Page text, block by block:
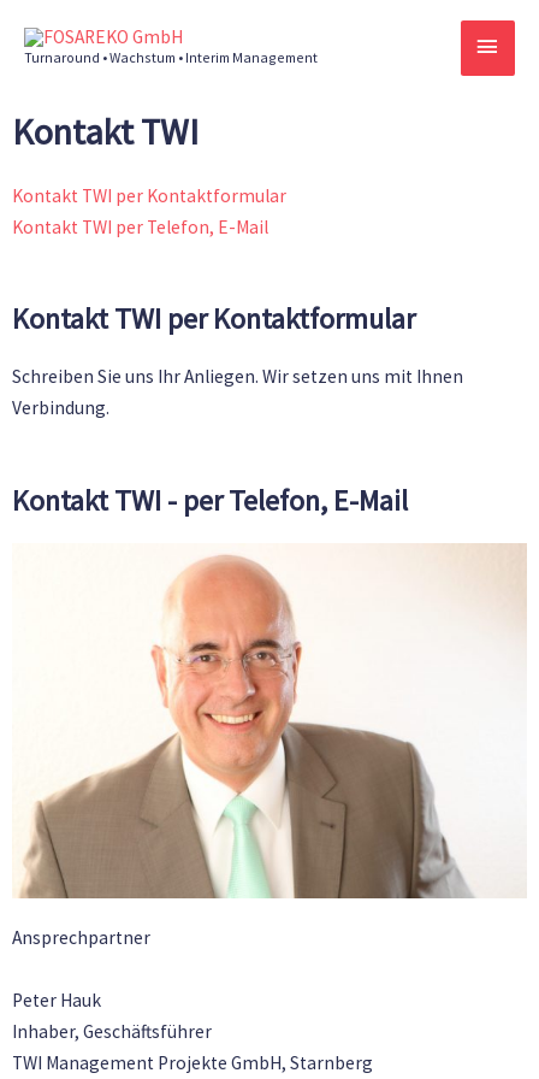
Inhalt
Turnaround • Wachstum • Interim Management
Kontakt TWI
Kontakt TWI per Kontaktformular
Kontakt TWI per Telefon, E-Mail
Kontakt TWI per Kontaktformular
Schreiben Sie uns Ihr Anliegen. Wir setzen uns mit Ihnen
Verbindung.
Kontakt TWI - per Telefon, E-Mail
Ansprechpartner
Peter Hauk
Inhaber, Geschäftsführer
TWI Management Projekte GmbH, Starnberg